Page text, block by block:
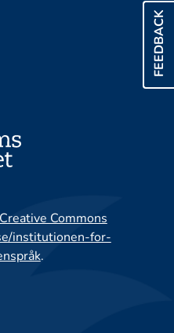
FEEDBACK
Creative Commons
institutionen-for-
.